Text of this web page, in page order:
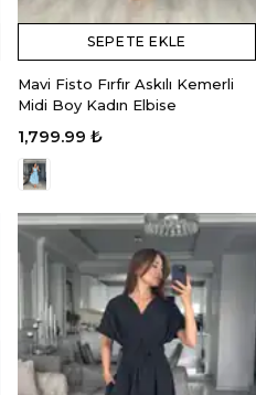
SEPETE EKLE
Mavi Fisto Fırfır Askılı Kemerli
Midi Boy Kadın Elbise
1,799.99 ₺